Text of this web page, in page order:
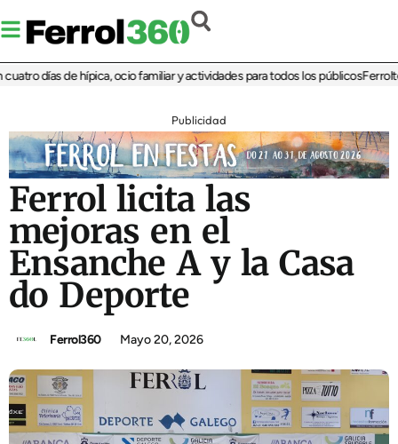
días de hípica, ocio familiar y actividades para todos los públicos
Publicidad
Ferrol licita las
mejoras en el
Ensanche A y la Casa
do Deporte
Ferrol360 Mayo 20, 2026